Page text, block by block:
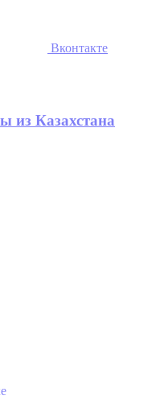
Вконтакте
из Казахстана